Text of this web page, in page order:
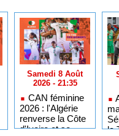
Samedi 8 Août
2026 - 21:35
CAN féminine
2026 : l'Algérie
renverse la Côte
d'Ivoire et se
la